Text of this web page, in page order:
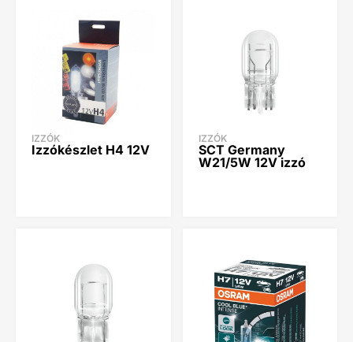
IZZÓK
Izzókészlet H4 12V
IZZÓK
SCT Germany
W21/5W 12V izzó